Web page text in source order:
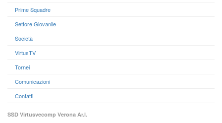
Prime Squadre
Settore Giovanile
Società
VirtusTV
Tornei
Comunicazioni
Contatti
SSD Virtusvecomp Verona Ar.l.